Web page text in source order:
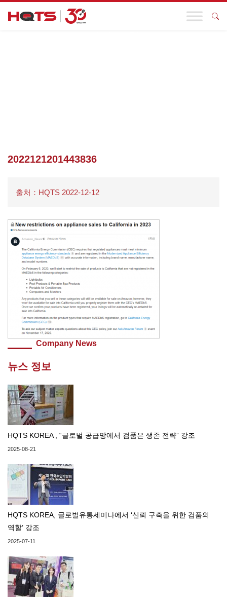
2022121201443836
출처：HQTS 2022-12-12
Company News
뉴스 정보
HQTS KOREA , “글로벌 공급망에서 검품은 생존 전략” 강조
2025-08-21
HQTS KOREA, 글로벌유통세미나에서 ‘신뢰 구축을 위한 검품의
역할’ 강조
2025-07-11